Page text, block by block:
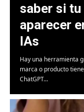
saber si tu
aparecer
IAs
Hay una herramienta
marca o producto
ChatGPT…